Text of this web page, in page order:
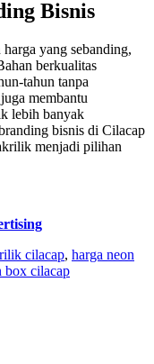
Bisnis
yang sebanding,
berkualitas
tahun tanpa
membantu
lebih banyak
bisnis di Cilacap
menjadi pilihan
cilacap, harga neon
box cilacap